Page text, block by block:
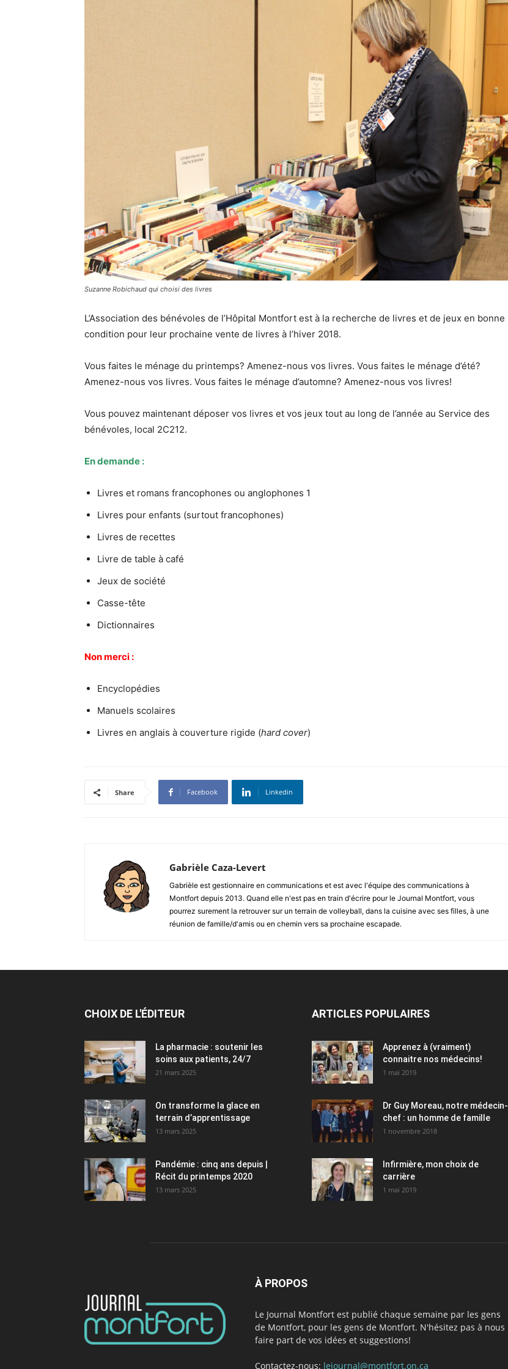
Suzanne Robichaud qui choisi des livres
L’Association des bénévoles de l’Hôpital Montfort est à la recherche de livres et de jeux en bonne
condition pour leur prochaine vente de livres à l’hiver 2018.
Vous faites le ménage du printemps? Amenez-nous vos livres. Vous faites le ménage d’été?
Amenez-nous vos livres. Vous faites le ménage d’automne? Amenez-nous vos livres!
Vous pouvez maintenant déposer vos livres et vos jeux tout au long de l’année au Service des
bénévoles, local 2C212.
En demande :
Livres et romans francophones ou anglophones 1
Livres pour enfants (surtout francophones)
Livres de recettes
Livre de table à café
Jeux de société
Casse-tête
Dictionnaires
Non merci :
Encyclopédies
Manuels scolaires
Livres en anglais à couverture rigide (hard cover)
Share Facebook Linkedin
Gabrièle Caza-Levert
Gabrièle est gestionnaire en communications et est avec l'équipe des communications à
Montfort depuis 2013. Quand elle n'est pas en train d'écrire pour le Journal Montfort, vous
pourrez surement la retrouver sur un terrain de volleyball, dans la cuisine avec ses filles, à une
réunion de famille/d'amis ou en chemin vers sa prochaine escapade.
CHOIX DE L'ÉDITEUR
La pharmacie : soutenir les
soins aux patients, 24/7
21 mars 2025
On transforme la glace en
terrain d’apprentissage
13 mars 2025
Pandémie : cinq ans depuis |
Récit du printemps 2020
13 mars 2025
ARTICLES POPULAIRES
Apprenez à (vraiment)
connaitre nos médecins!
1 mai 2019
Dr Guy Moreau, notre médecin-
chef : un homme de famille
1 novembre 2018
Infirmière, mon choix de
carrière
1 mai 2019
À PROPOS
Le Journal Montfort est publié chaque semaine par les gens
de Montfort, pour les gens de Montfort. N'hésitez pas à nous
faire part de vos idées et suggestions!
Contactez-nous: lejournal@montfort.on.ca